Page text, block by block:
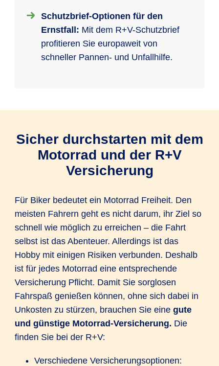
Schutzbrief-Optionen für den
Ernstfall: Mit dem R+V-Schutzbrief
profitieren Sie europaweit von
schneller Pannen- und Unfallhilfe.
Sicher durchstarten mit dem
Motorrad und der R+V
Versicherung
Für Biker bedeutet ein Motorrad Freiheit. Den
meisten Fahrern geht es nicht darum, ihr Ziel so
schnell wie möglich zu erreichen – die Fahrt
selbst ist das Abenteuer. Allerdings ist das
Hobby mit einigen Risiken verbunden. Deshalb
ist für jedes Motorrad eine entsprechende
Versicherung Pflicht. Damit Sie sorglosen
Fahrspaß genießen können, ohne sich dabei in
Unkosten zu stürzen, brauchen Sie eine gute
und günstige Motorrad-Versicherung. Die
finden Sie bei der R+V:
Verschiedene Versicherungsoptionen: